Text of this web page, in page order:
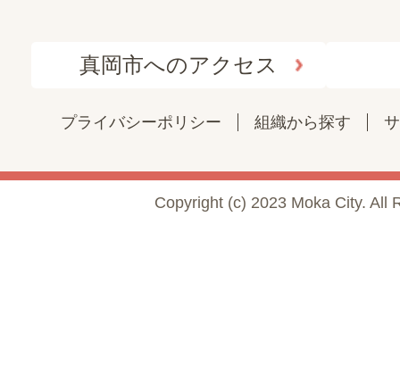
真岡市へのアクセス
プライバシーポリシー 組織から探す
Copyright (c) 2023 Moka City. All